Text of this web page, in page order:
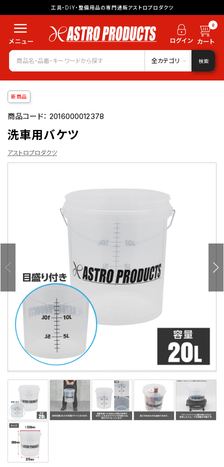
工具・DIY・整備用品の専門通販アストロプロダクツ
0
全カテゴリ 検索
新商品
商品コード：2016000012378
洗車用バケツ
アストロプロダクツ